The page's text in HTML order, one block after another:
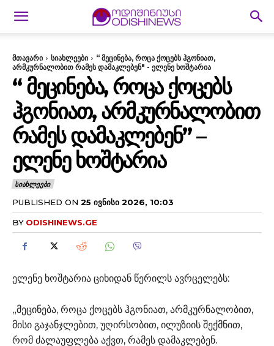
მთავარი სიახლეები
“ მეცინება, როცა ქოცებს ჰგონიათ,
არმკურნალობით რამეს დამაკლებენ" - ელენე ხოშტარია
“ ᲛᲔᲪᲘᲜᲔᲑᲐ, ᲠᲝᲪᲐ ᲥᲝᲪᲔᲑᲡ
ᲰᲒᲝᲜᲘᲐᲗ, ᲐᲠᲛᲙᲣᲠᲜᲐᲚᲝᲑᲘᲗ
ᲠᲐᲛᲔᲡ ᲓᲐᲛᲐᲙᲚᲔᲑᲔᲜ” –
ᲔᲚᲔᲜᲔ ᲮᲝᲨᲢᲐᲠᲘᲐ
ᲡᲘᲐᲮᲚᲔᲔᲑᲘ
PUBLISHED ON 25 ᲘᲕᲜᲘᲡᲘ 2026, 10:03
BY ODISHINEWS.GE
ელენე ხოშტარია ციხიდან წერილს ავრცელებს:
„მეცინება, როცა ქოცებს ჰგონიათ, არმკურნალობით,
მისი გაჯანჯლებით, უღირსობით, ილუზიის შექმნით,
რომ ძალაუფლება აქვთ, რამეს დამაკლებენ.